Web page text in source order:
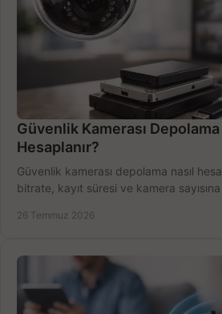
Güvenlik Kamerası Depolama
Hesaplanır?
Güvenlik kamerası depolama nasıl
bitrate, kayıt süresi ve kamera
26 Temmuz 2026